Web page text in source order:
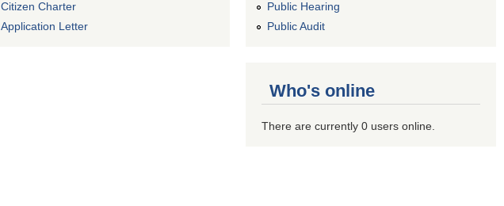
Citizen Charter
Application Letter
Public Hearing
Public Audit
Who's online
There are currently 0 users online.